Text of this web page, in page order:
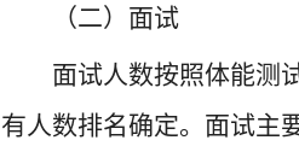
（二）面试
面试人数按照体能测
有人数排名确定。面试主